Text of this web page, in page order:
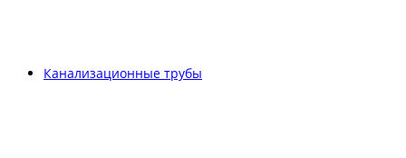
Канализационные трубы